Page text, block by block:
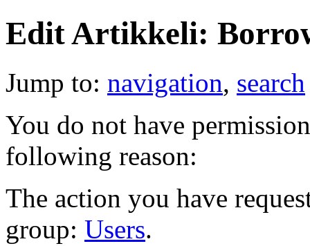
Edit Artikkeli:
Jump to: navigation, search
You do not have
following reason:
The action you have
group: Users.